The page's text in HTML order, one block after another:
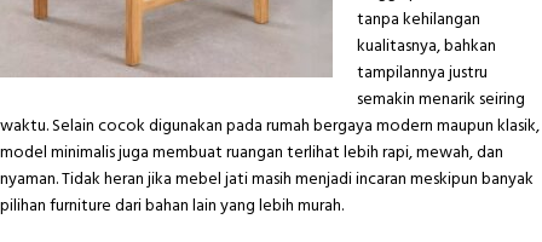
tanpa kehilangan
kualitasnya, bahkan
tampilannya justru
semakin menarik seiring
waktu. Selain cocok digunakan pada rumah bergaya modern maupun klasik,
model minimalis juga membuat ruangan terlihat lebih rapi, mewah, dan
nyaman. Tidak heran jika mebel jati masih menjadi incaran meskipun banyak
pilihan furniture dari bahan lain yang lebih murah.